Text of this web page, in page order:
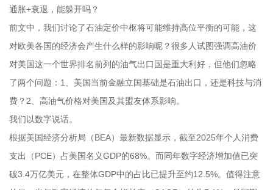
通胀+衰退，能躲开吗？
前文中，我们讨论了石油定价中枢将可能维持高位平衡的可能，这
对欧美各国的经济会产生什么样的影响呢？很多人试图强调高油价
对美国这一个世界排名前列的油气出口国是重大利好，但他们忽略
了两个问题：1、美国当前金融立国基础是石油出口，还是科技与消
费？2、高油气价格对美国及其盟友体系影响。
我们以数字说话。
根据美国经济分析局（BEA）最新数据显示，截至2025年个人消费
支出（PCE）占美国名义GDP的68%。而同年数字经济增加值已突
破3.4万亿美元，在整体GDP中的占比已提升至约12.5%。值得注意